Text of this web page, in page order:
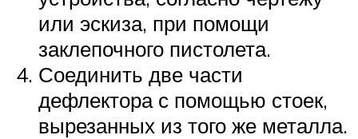
или эскиза, при помощи
заклепочного пистолета.
Соединить две части
дефлектора с помощью стоек,
вырезанных из того же металла.